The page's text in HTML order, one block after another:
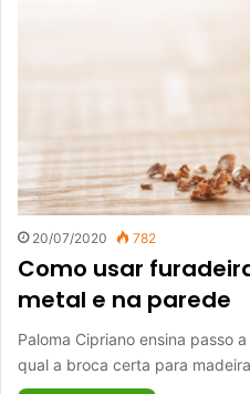
20/07/2020 782
Como usar
metal e na parede
Paloma Cipriano ensina passo
qual a broca certa para